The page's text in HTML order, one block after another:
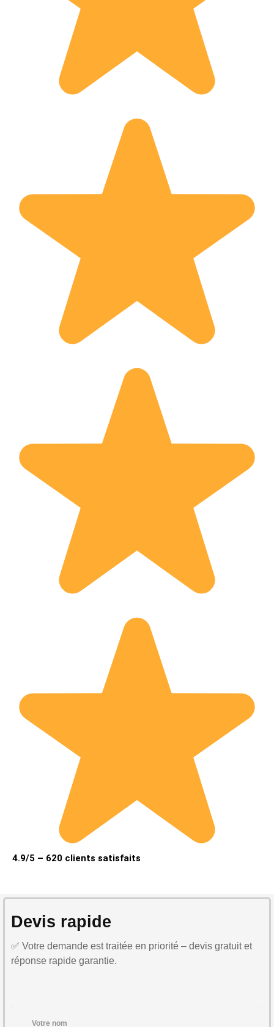
4.9/5 – 620 clients satisfaits
Devis rapide
✅ Votre demande est traitée en priorité – devis gratuit et
réponse rapide garantie.
Votre nom